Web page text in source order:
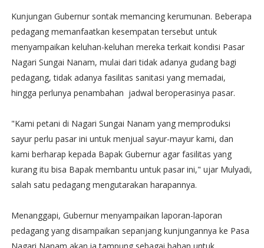
Kunjungan Gubernur sontak memancing kerumunan. Beberapa
pedagang memanfaatkan kesempatan tersebut untuk
menyampaikan keluhan-keluhan mereka terkait kondisi Pasar
Nagari Sungai Nanam, mulai dari tidak adanya gudang bagi
pedagang, tidak adanya fasilitas sanitasi yang memadai,
hingga perlunya penambahan jadwal beroperasinya pasar.
"Kami petani di Nagari Sungai Nanam yang memproduksi
sayur perlu pasar ini untuk menjual sayur-mayur kami, dan
kami berharap kepada Bapak Gubernur agar fasilitas yang
kurang itu bisa Bapak membantu untuk pasar ini," ujar Mulyadi,
salah satu pedagang mengutarakan harapannya.
Menanggapi, Gubernur menyampaikan laporan-laporan
pedagang yang disampaikan sepanjang kunjungannya ke Pasa